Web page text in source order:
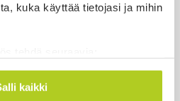
kuka käyttää tietojasi ja mihin
sijainnistasi,
metrin tarkkuudella
kaikki
Ylen mittaus – ”Eivät